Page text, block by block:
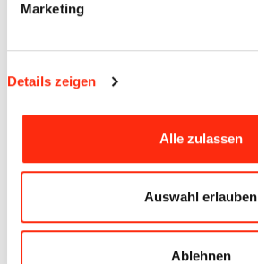
Marketing
Details zeigen
Alle zulassen
Auswahl erlauben
Ablehnen
Quelle BECK
Zurück